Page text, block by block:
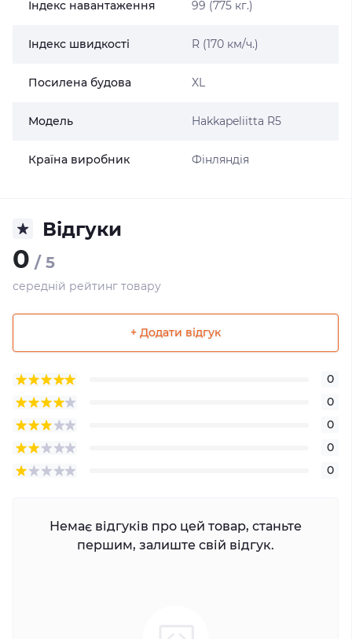
Індекс навантаження 99 (775 кг.)
Індекс швидкості R (170 км/ч.)
Посилена будова XL
Модель Hakkapeliitta R5
Країна виробник Фінляндія
Відгуки
0 / 5
середній рейтинг товару
+ Додати відгук
0
0
0
0
0
Немає відгуків про цей товар, станьте
першим, залиште свій відгук.